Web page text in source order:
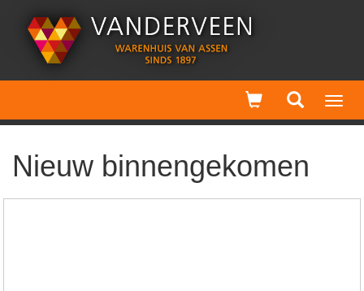
Nieuw binnengekomen